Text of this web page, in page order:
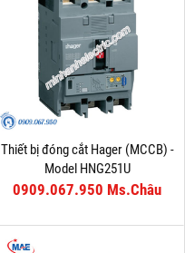
Thiết bị đóng cắt Hager (MCCB) -
Model HNG251U
0909.067.950 Ms.Châu